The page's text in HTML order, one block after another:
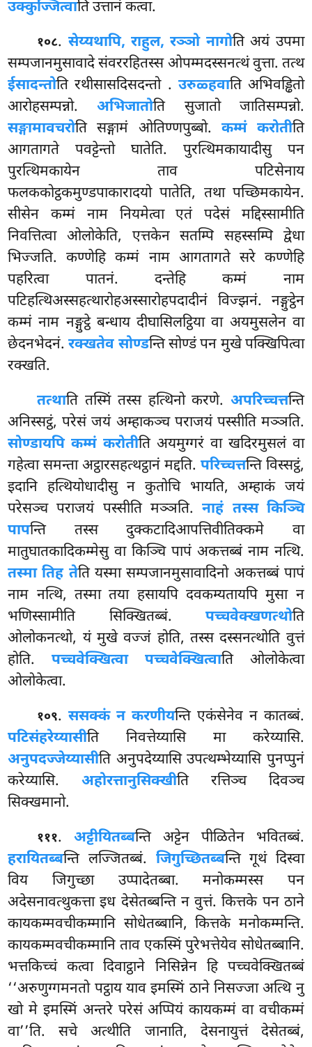
उक्कुज्जित्वाति उत्तानं कत्वा.
१०८. सेय्यथापि, राहुल, रञ्ञो नागोति अयं उपमा
सम्पजानमुसावादे संवररहितस्स ओपम्मदस्सनत्थं वुत्ता. तत्थ
ईसादन्तोति रथीसासदिसदन्तो . उरुळ्हवाति अभिवड्ढितो
आरोहसम्पन्नो.अभिजातोति सुजातो जातिसम्पन्नो.
सङ्गामावचरोति सङ्गामं ओतिण्णपुब्बो. कम्मं करोतीति
आगतागते पवट्टेन्तो घातेति. पुरत्थिमकायादीसु पन
पुरत्थिमकायेन ताव पटिसेनाय
फलककोट्ठकमुण्डपाकारादयो पातेति, तथा पच्छिमकायेन.
सीसेन कम्मं नाम नियमेत्वा एतं पदेसं मद्दिस्सामीति
निवत्तित्वा ओलोकेति, एत्तकेन सतम्पि सहस्सम्पि द्वेधा
भिज्जति. कण्णेहि कम्मं नाम आगतागते सरे कण्णेहि
पहरित्वा पातनं. दन्तेहि कम्मं नाम
पटिहत्थिअस्सहत्थारोहअस्सारोहपदादीनं विज्झनं. नङ्गुट्ठेन
कम्मंनाम नङ्गुट्ठे बन्धाय दीघासिलट्ठिया वा अयमुसलेन वा
छेदनभेदनं.रक्खतेव सोण्डन्ति सोण्डं पन मुखे पक्खिपित्वा
रक्खति.
तत्थाति तस्मिं तस्स हत्थिनो करणे. अपरिच्चत्तन्ति
अनिस्सट्ठं, परेसं जयं अम्हाकञ्च पराजयं पस्सीति मञ्ञति.
सोण्डायपि कम्मं करोतीति अयमुग्गरं वा खदिरमुसलं वा
गहेत्वा समन्ता अट्ठारसहत्थट्ठानं मद्दति. परिच्चत्तन्ति विस्सट्ठं,
इदानि हत्थियोधादीसु न कुतोचि भायति, अम्हाकं जयं
परेसञ्च पराजयं पस्सीति मञ्ञति.नाहं तस्स किञ्चि
पापन्ति तस्स दुक्कटादिआपत्तिवीतिक्कमे वा
मातुघातकादिकम्मेसु वा किञ्चि पापं अकत्तब्बं नाम नत्थि.
तस्मा तिह तेति यस्मा सम्पजानमुसावादिनो अकत्तब्बं पापं
नाम नत्थि, तस्मा तया हसायपि दवकम्यतायपि मुसा न
भणिस्सामीति सिक्खितब्बं. पच्चवेक्खणत्थोति
ओलोकनत्थो, यं मुखे वज्जं होति, तस्स दस्सनत्थोति वुत्तं
होति.पच्चवेक्खित्वा पच्चवेक्खित्वाति ओलोकेत्वा
ओलोकेत्वा.
१०९. ससक्कं न करणीयन्ति एकंसेनेव न कातब्बं.
पटिसंहरेय्यासीति निवत्तेय्यासि मा करेय्यासि.
अनुपदज्जेय्यासीति अनुपदेय्यासि उपत्थम्भेय्यासि पुनप्पुनं
करेय्यासि.अहोरत्तानुसिक्खीति रत्तिञ्च दिवञ्च
सिक्खमानो.
१११. अट्टीयितब्बन्ति अट्टेन पीळितेन भवितब्बं.
हरायितब्बन्ति लज्जितब्बं. जिगुच्छितब्बन्ति गूथं दिस्वा
विय जिगुच्छा उप्पादेतब्बा. मनोकम्मस्स पन
अदेसनावत्थुकत्ता इध देसेतब्बन्ति न वुत्तं. कित्तके पन ठाने
कायकम्मवचीकम्मानि सोधेतब्बानि, कित्तके मनोकम्मन्ति.
कायकम्मवचीकम्मानि ताव एकस्मिं पुरेभत्तेयेव सोधेतब्बानि.
भत्तकिच्चं कत्वा दिवाट्ठाने निसिन्नेन हि पच्चवेक्खितब्बं
‘‘अरुणुग्गमनतो पट्ठाय याव इमस्मिं ठाने निसज्जा अत्थि नु
खो मे इमस्मिं अन्तरे परेसं अप्पियं कायकम्मं वा वचीकम्मं
वा’’ति. सचे अत्थीति जानाति, देसनायुत्तं देसेतब्बं,